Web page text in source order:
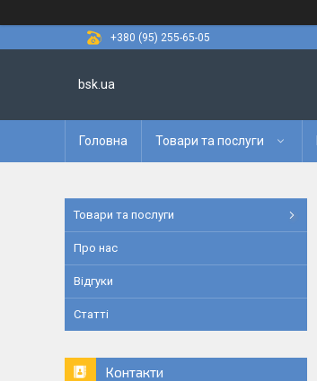
+380 (95) 255-65-05
bsk.ua
Головна Товари та послуги
Товари та послуги
Про нас
Відгуки
Статті
Контакти